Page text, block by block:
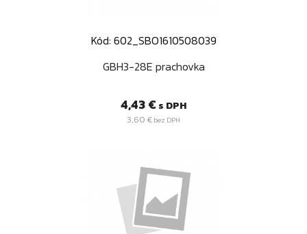
Kód: 602_SBO1610508039
GBH3-28E prachovka
Cena
4,43 € s DPH
3,60 € bez DPH